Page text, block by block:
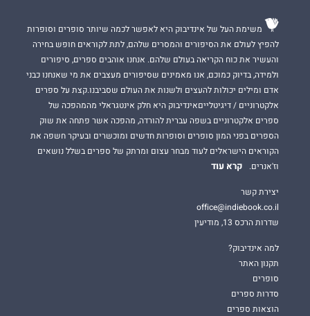
משימת העל של אינדיבוק היא לאפשר לכמה שיותר סופרים וסופרות
להפיץ לעולם את הסיפורים והמסרים שלהם, לתת לקוראים חופש בחירה
והעשיר את כוח הקריאה בעולם שלהם. אנחנו אוהבים ספרים, סיפורים
ולמידה, בדיוק כמוכם, אנו מאמינים שסיפורים מעצבים את מי שאנחנו כבני
אדם ומילים יכולות להעצים ולשנות את העולם שסביבנו.קצת על ספרים
אלקטרוניים / דיגיטלייםאינדיבוק היא חלק אינטגראלי מהמהפכה של
ספרים אלקטרוניים בשפה עברית להורדה, מהפכה אשר פתחה את שוק
הספרים בפני המון סופרים וסופרות חדשים ומוכשרים ובעיקר חשפה את
הקוראים הישראלים לעוד מבחר עצום ומרתק של ספרים בשלל נושאים
וז'אנרים.
קרא עוד
יצירת קשר
office@indiebook.co.il
שדרות הרכס 13, מודיעין
למה אינדיבוק?
תקנון האתר
סופרים
סדרות ספרים
הוצאות ספרים